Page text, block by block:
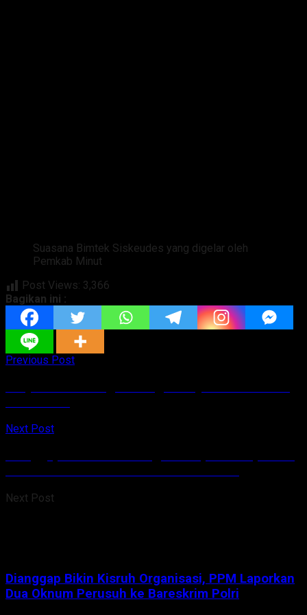
Suasana Bimtek Siskeudes yang digelar oleh
Pemkab Minut
Post Views: 3,366
Bagikan ini :
Previous Post
Next Post
Next Post
Dianggap Bikin Kisruh Organisasi, PPM Laporkan
Dua Oknum Perusuh ke Bareskrim Polri